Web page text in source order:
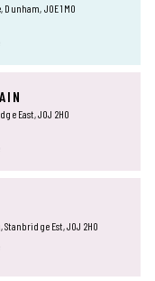
J0E 1M0
East, J0J 2H0
Est, J0J 2H0